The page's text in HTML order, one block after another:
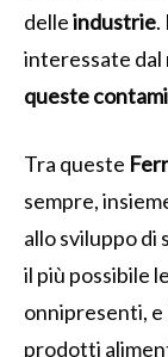
delleindustrie.
interessate
queste
Tra queste
sempre,
allo sviluppo di
il più possibile
onnipresenti,
prodotti